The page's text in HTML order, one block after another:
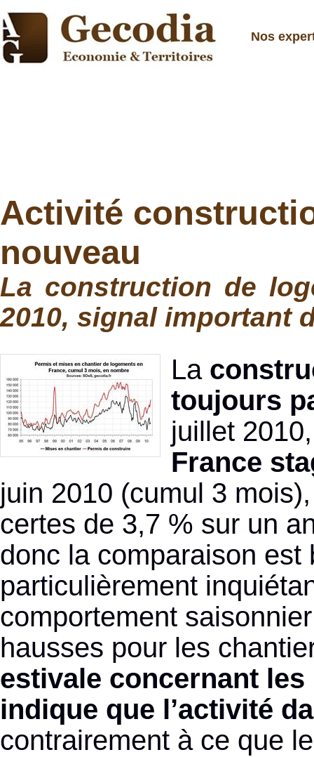
Nos
Activité
nouveau
La construction de
2010, signal important
La
toujours
juillet
France
juin 2010 (cumul 3
certes de 3,7 % sur un
donc la comparaison
particulièrement
comportement
hausses pour les
estivale concernant
indique que l’activité
contrairement à ce que